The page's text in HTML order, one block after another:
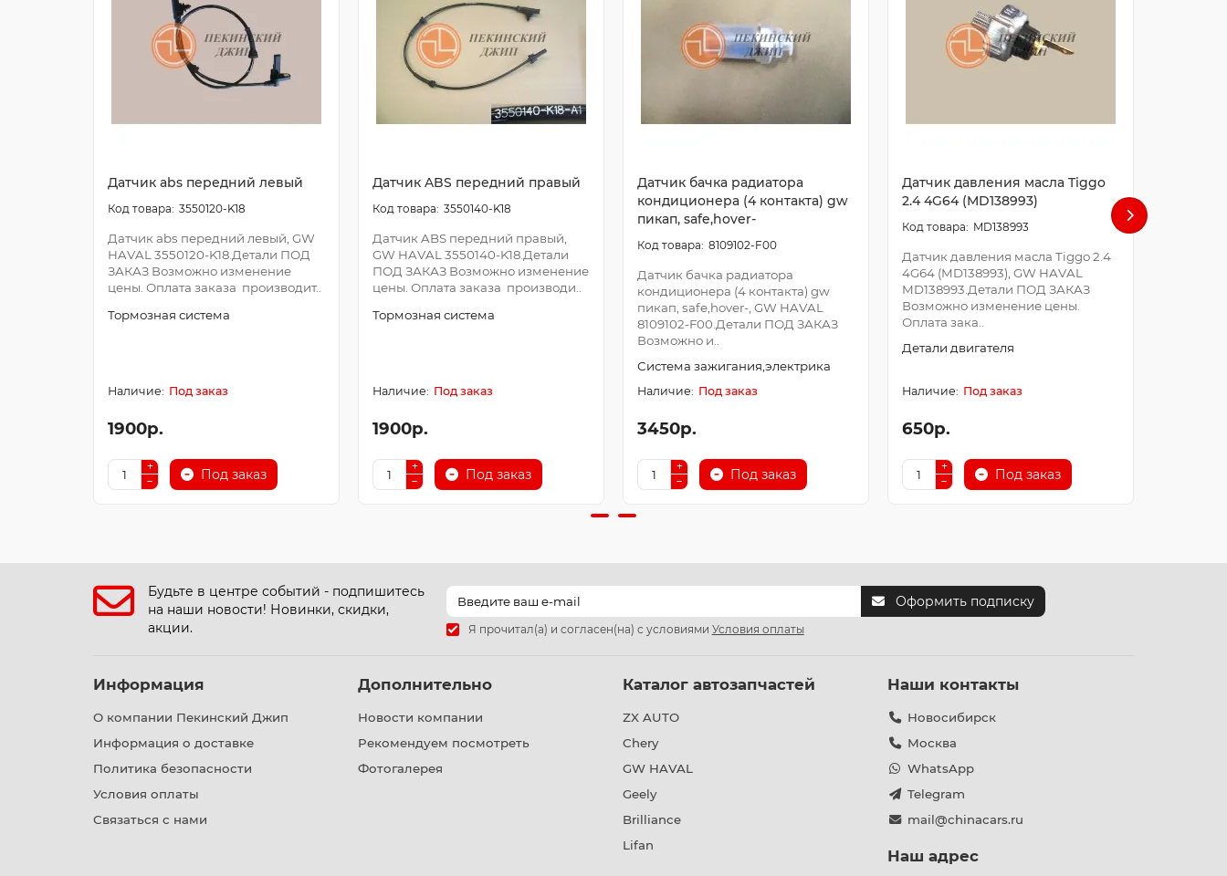
Датчик abs передний левый
3550120-K18
Датчик abs передний левый, GW
HAVAL 3550120-K18.Детали ПОД
ЗАКАЗ Возможно изменение
цены. Оплата заказа производит..
Тормозная система
Под заказ
1900р.
Под заказ
Датчик ABS передний правый
3550140-K18
Датчик ABS передний правый,
GW HAVAL 3550140-K18.Детали
ПОД ЗАКАЗ Возможно изменение
цены. Оплата заказа производи..
Тормозная система
Под заказ
1900р.
Под заказ
Датчик бачка радиатора
кондиционера (4 контакта) gw
пикап, safe,hover-
8109102-F00
Датчик бачка радиатора
кондиционера (4 контакта) gw
пикап, safe,hover-, GW HAVAL
8109102-F00.Детали ПОД ЗАКАЗ
Возможно и..
Система зажигания,электрика
Под заказ
3450р.
Под заказ
Датчик давления масла Tiggo
2.4 4G64 (MD138993)
MD138993
Датчик давления масла Tiggo 2.4
4G64 (MD138993), GW HAVAL
MD138993.Детали ПОД ЗАКАЗ
Возможно изменение цены.
Оплата зака..
Детали двигателя
Под заказ
650р.
Под заказ
Будьте в центре событий - подпишитесь
на наши новости! Новинки, скидки,
акции.
Оформить подписку
Я прочитал(а) и согласен(на) с условиями Условия оплаты
Информация
О компании Пекинский Джип
Информация о доставке
Политика безопасности
Условия оплаты
Связаться с нами
Дополнительно
Новости компании
Рекомендуем посмотреть
Фотогалерея
Каталог автозапчастей
ZX AUTO
Chery
GW HAVAL
Geely
Brilliance
Lifan
Наши контакты
Новосибирск
Москва
WhatsApp
Telegram
mail@chinacars.ru
Наш адрес